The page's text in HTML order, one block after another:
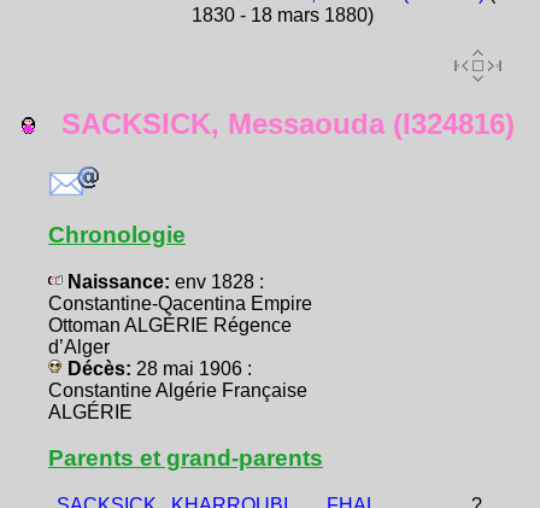
1830 - 18 mars 1880)
SACKSICK, Messaouda (I324816)
Chronologie
Naissance: env 1828 :
Constantine-Qacentina Empire
Ottoman ALGÉRIE Régence
d’Alger
Décès: 28 mai 1906 :
Constantine Algérie Française
ALGÉRIE
Parents et grand-parents